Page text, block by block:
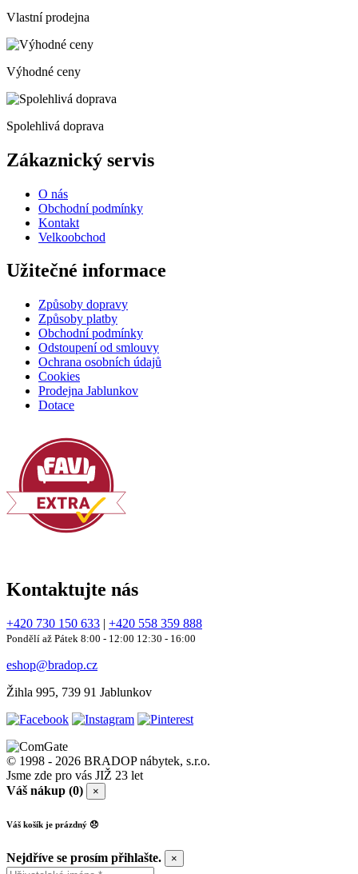
Vlastní prodejna
Výhodné ceny
Spolehlivá doprava
Zákaznický servis
O nás
Obchodní podmínky
Kontakt
Velkoobchod
Užitečné informace
Způsoby dopravy
Způsoby platby
Obchodní podmínky
Odstoupení od smlouvy
Ochrana osobních údajů
Cookies
Prodejna Jablunkov
Dotace
Kontaktujte nás
+420 730 150 633 | +420 558 359 888
Pondělí až Pátek 8:00 - 12:00 12:30 - 16:00
eshop@bradop.cz
Žihla 995, 739 91 Jablunkov
© 1998 - 2026 BRADOP nábytek, s.r.o.
Jsme zde pro vás JIŽ 23 let
Váš nákup (0)
×
Váš košík je prázdný 😞
Nejdříve se prosím přihlašte. ×